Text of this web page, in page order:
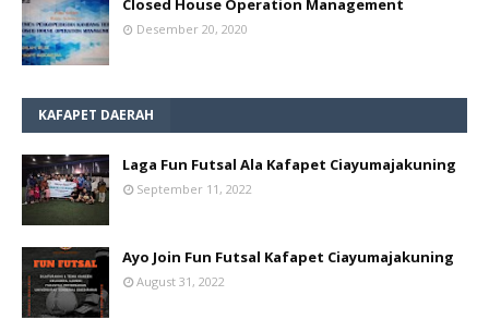
Closed House Operation Management
Desember 20, 2020
KAFAPET DAERAH
Laga Fun Futsal Ala Kafapet Ciayumajakuning
September 11, 2022
Ayo Join Fun Futsal Kafapet Ciayumajakuning
August 31, 2022